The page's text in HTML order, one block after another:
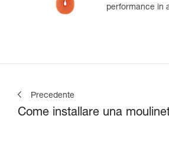
performance in
Precedente
Come installare una